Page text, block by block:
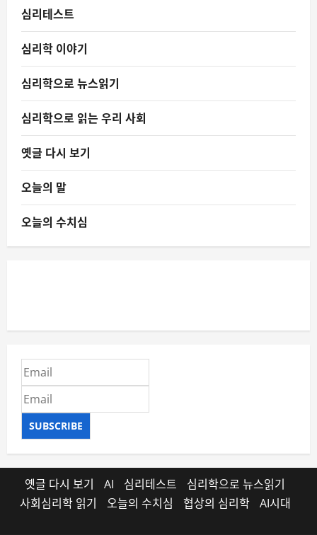
심리테스트
심리학 이야기
심리학으로 뉴스읽기
심리학으로 읽는 우리 사회
옛글 다시 보기
오늘의 말
오늘의 수치심
SUBSCRIBE
옛글 다시 보기 AI 심리테스트
심리학으로 뉴스읽기
사회심리학 읽기
오늘의 수치심 협상의 심리학 AI시대